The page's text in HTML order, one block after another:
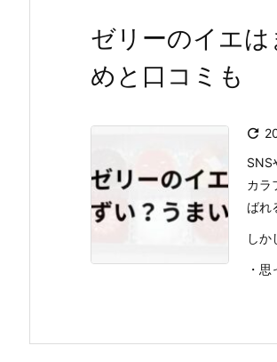
ゼリーのイエ
めと口コミも

SNS
カラ
ばれ
しか
・